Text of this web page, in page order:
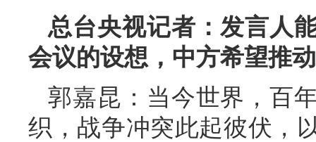
总台央视记者：发言人
会议的设想，中方希望推
郭嘉昆：当今世界，百
织，战争冲突此起彼伏，